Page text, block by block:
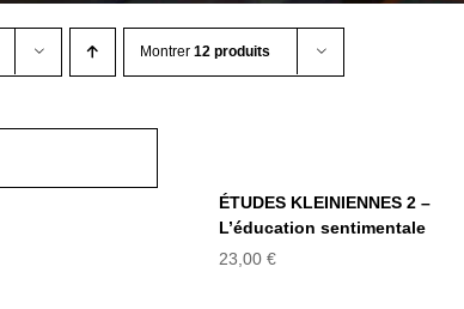
Montrer 12 produits
ÉTUDES KLEINIENNES 2 –
L’éducation sentimentale
23,00 €